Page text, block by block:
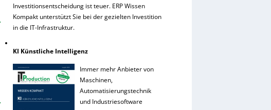
Investitionsentscheidung ist teuer. ERP Wissen
Kompakt unterstützt Sie bei der gezielten Investition
in die IT-Infrastruktur.
KI Künstliche Intelligenz
Immer mehr Anbieter von
Maschinen,
Automatisierungstechnik
und Industriesoftware